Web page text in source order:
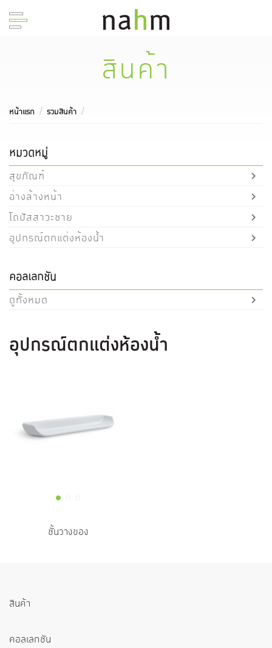
สินค้า
หน้าแรก รวมสินค้า
หมวดหมู่
สุขภัณฑ์
อ่างล้างหน้า
โถปัสสาวะชาย
อุปกรณ์ตกแต่งห้องน้ำ
คอลเลกชัน
ดูทั้งหมด
อุปกรณ์ตกแต่งห้องน้ำ
ชั้นวางของ
สินค้า
คอลเลกชัน